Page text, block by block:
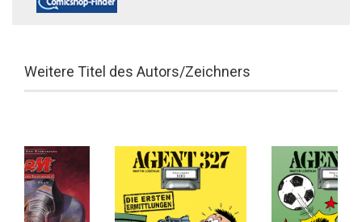
Weitere Titel des Autors/Zeichners